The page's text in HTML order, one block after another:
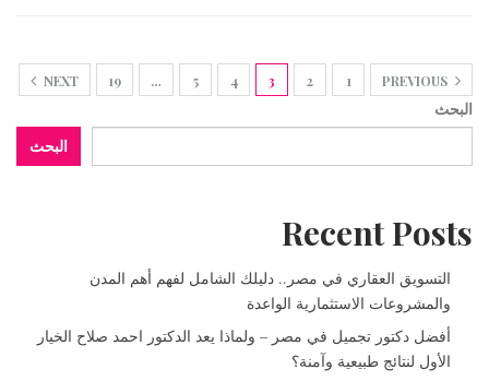
1
2
3
4
5
…
19
NEXT
البحث
البحث
Recent Posts
التسويق العقاري في مصر.. دليلك الشامل لفهم أهم المدن
والمشروعات الاستثمارية الواعدة
أفضل دكتور تجميل في مصر – ولماذا يعد الدكتور احمد صلاح الخيار
الأول لنتائج طبيعية وآمنة؟